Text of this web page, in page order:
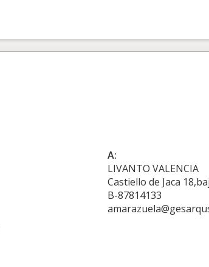
A:
LIVANTO VALENCIA
Castiello de Jaca
B-87814133